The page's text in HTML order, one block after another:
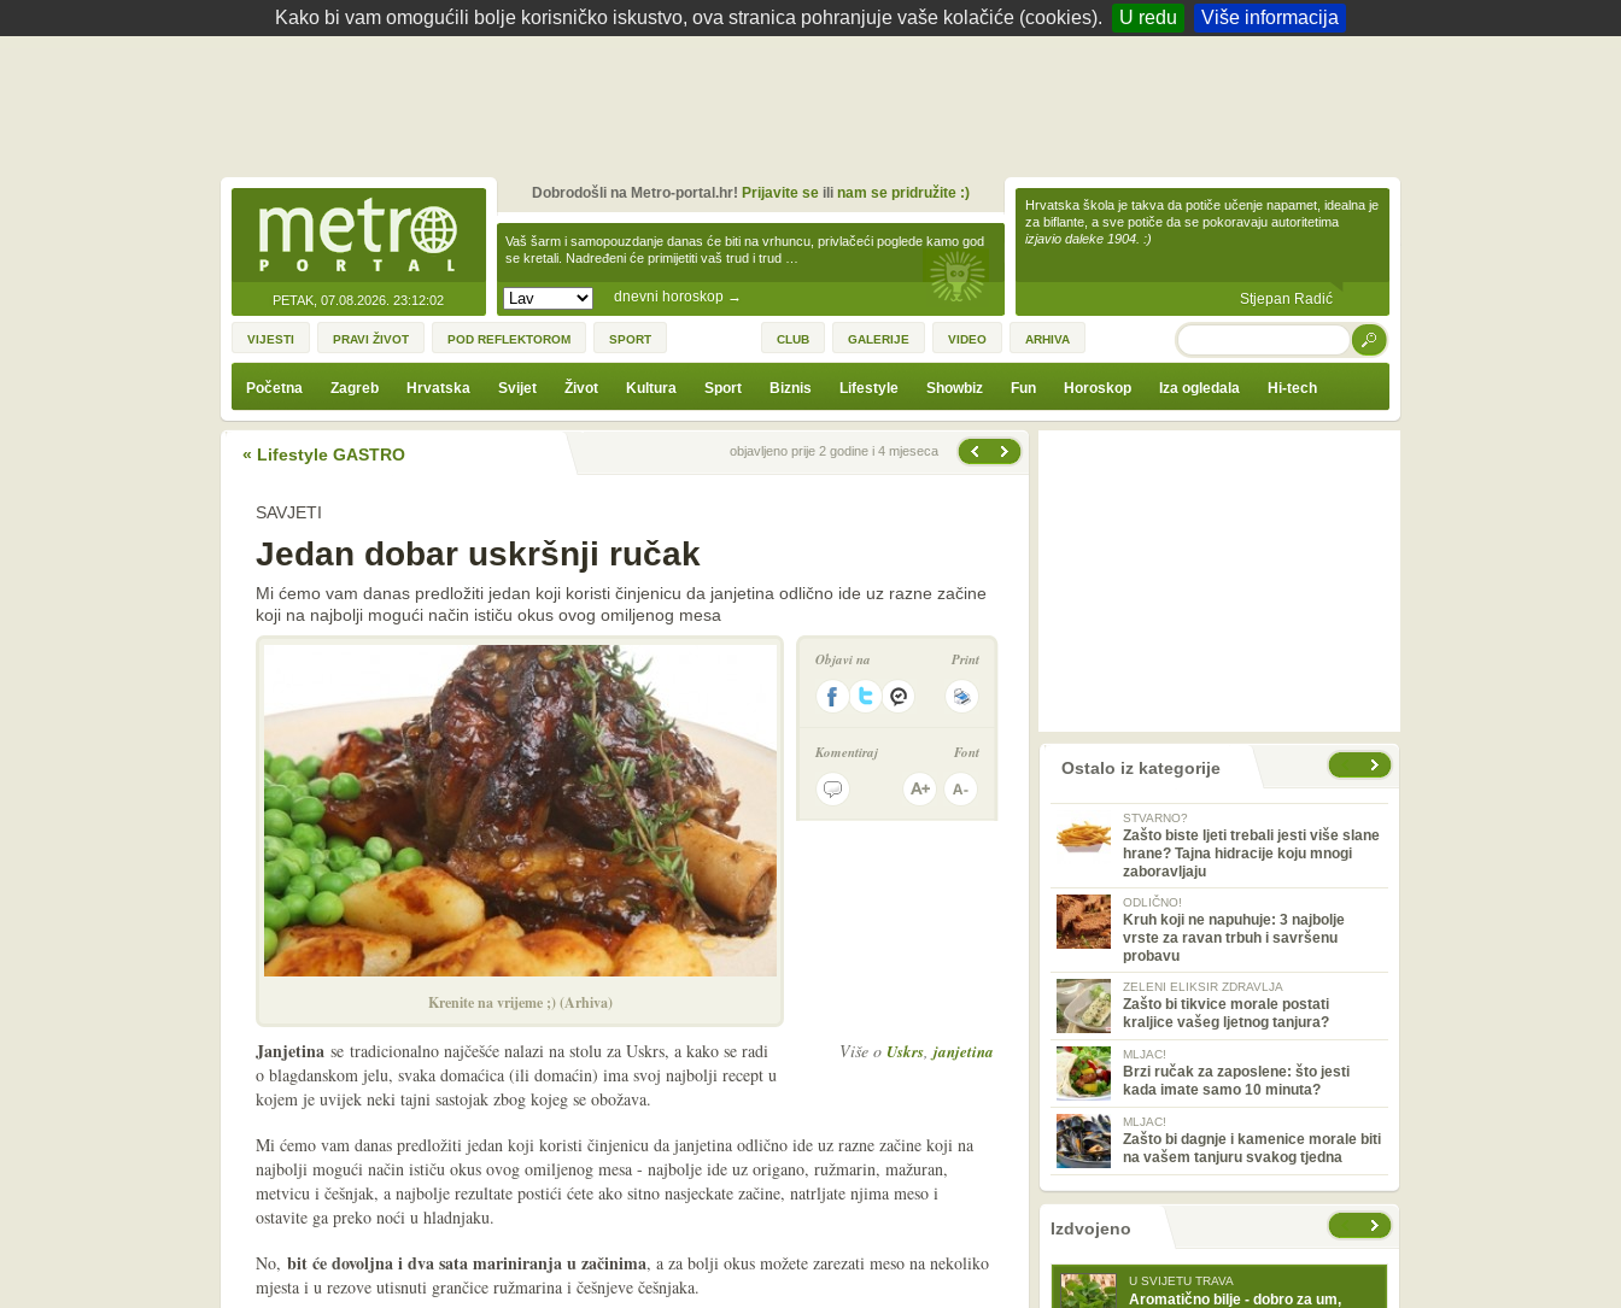
Kako bi vam omogućili bolje korisničko iskustvo, ova stranica pohranjuje vaše kolačiće (cookies). U redu Više informacija
PETAK, 07.08.2026. 23:12:02 dnevni horoskop →
Vaš šarm i samopouzdanje danas će biti na vrhuncu, privlačeći poglede kamo god
se kretali. Nadređeni će primijetiti vaš trud i trud …
Dobrodošli na Metro-portal.hr! Prijavite seili nam se pridružite :)
Hrvatska škola je takva da potiče učenje napamet, idealna je
za biflante, a sve potiče da se pokoravaju autoritetima
izjavio daleke 1904. :)
Stjepan Radić
VIJESTI PRAVI ŽIVOT POD REFLEKTOROM SPORT CLUB GALERIJE VIDEO ARHIVA TRAŽI
Početna Zagreb Hrvatska Svijet Život Kultura Sport Biznis Lifestyle Showbiz Fun Horoskop Iza ogledala Hi-tech
« Lifestyle GASTRO Prethodna vijestobjavljeno prije 2 godine i 4 mjeseca
SAVJETI
Jedan dobar uskršnji ručak
Mi ćemo vam danas predložiti jedan koji koristi činjenicu da janjetina odlično ide uz razne začine
koji na najbolji mogući način ističu okus ovog omiljenog mesa
Krenite na vrijeme ;) (Arhiva)
Objavi na Print
Komentiraj Font
Više o Uskrs, janjetina
Janjetina se tradicionalno najčešće nalazi na stolu za Uskrs, a kako se radi
o blagdanskom jelu, svaka domaćica (ili domaćin) ima svoj najbolji recept u
kojem je uvijek neki tajni sastojak zbog kojeg se obožava.
Mi ćemo vam danas predložiti jedan koji koristi činjenicu da janjetina odlično ide uz razne začine koji na
najbolji mogući način ističu okus ovog omiljenog mesa - najbolje ide uz origano, ružmarin, mažuran,
metvicu i češnjak, a najbolje rezultate postići ćete ako sitno nasjeckate začine, natrljate njima meso i
ostavite ga preko noći u hladnjaku.
No, bit će dovoljna i dva sata mariniranja u začinima, a za bolji okus možete zarezati meso na nekoliko
mjesta i u rezove utisnuti grančice ružmarina i češnjeve češnjaka.
prethodno Ostalo iz kategorije
STVARNO?
Zašto biste ljeti trebali jesti više slane
hrane? Tajna hidracije koju mnogi
zaboravljaju
ODLIČNO!
Kruh koji ne napuhuje: 3 najbolje
vrste za ravan trbuh i savršenu
probavu
ZELENI ELIKSIR ZDRAVLJA
Zašto bi tikvice morale postati
kraljice vašeg ljetnog tanjura?
MLJAC!
Brzi ručak za zaposlene: što jesti
kada imate samo 10 minuta?
MLJAC!
Zašto bi dagnje i kamenice morale biti
na vašem tanjuru svakog tjedna
nema prethodne stranice
sljedećeIzdvojeno
U SVIJETU TRAVA
Aromatično bilje - dobro za um,